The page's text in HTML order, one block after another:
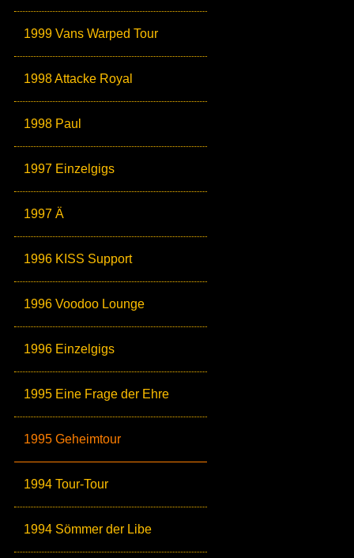
1999 Vans Warped Tour
1998 Attacke Royal
1998 Paul
1997 Einzelgigs
1997 Ä
1996 KISS Support
1996 Voodoo Lounge
1996 Einzelgigs
1995 Eine Frage der Ehre
1995 Geheimtour
1994 Tour-Tour
1994 Sömmer der Libe